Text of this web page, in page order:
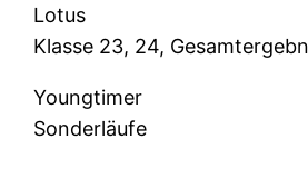
Lotus
Klasse 23, 24,
Youngtimer
Sonderläufe